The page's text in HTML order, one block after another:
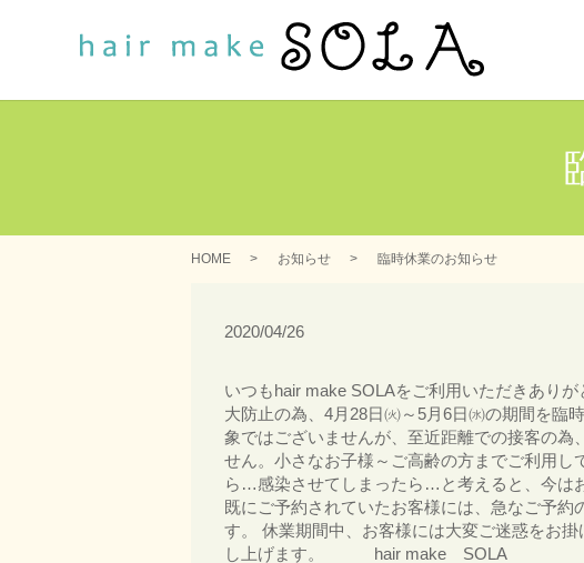
HOME お知らせ 臨時休業のお知らせ
2020/04/26
いつもhair make SOLAをご利用いただきあり
大防止の為、4月28日㈫～5月6日㈬の期間を臨
象ではございませんが、至近距離での接客の為
せん。小さなお子様～ご高齢の方までご利用
ら…感染させてしまったら…と考えると、今は
既にご予約されていたお客様には、急なご予
す。 休業期間中、お客様には大変ご迷惑をお
し上げます。 hair make SOLA